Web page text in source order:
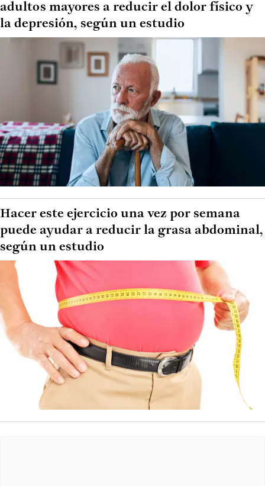
adultos mayores a reducir el dolor físico y
la depresión, según un estudio
Hacer este ejercicio una vez por semana
puede ayudar a reducir la grasa abdominal,
según un estudio